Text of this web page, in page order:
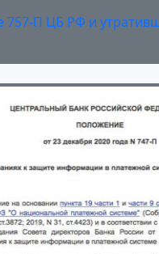
757-П ЦБ РФ и